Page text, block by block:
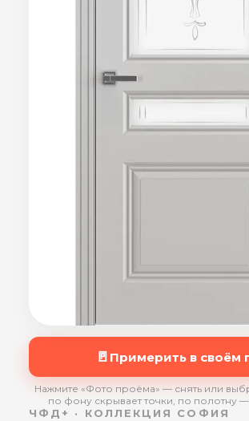
🚪 Примерить в своём
Нажмите «Фото проёма» — снять или
по фону скрывает точки, по полотну
ЧФД+ · КОЛЛЕКЦИЯ СОФИЯ